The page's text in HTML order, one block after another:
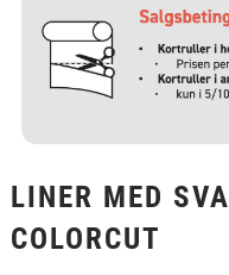
LINER MED
COLORCUT